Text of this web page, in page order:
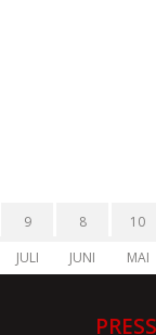
9
JULI
8
JUNI
10
MAI